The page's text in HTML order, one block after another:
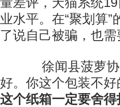
业水平。在“聚划算
了说自己被骗，也
徐闻县菠萝协
好。你这个包装不
这个纸箱一定要舍